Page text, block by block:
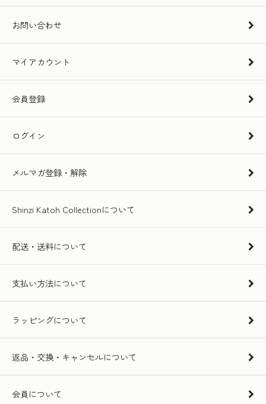
お問い合わせ
マイアカウント
会員登録
ログイン
メルマガ登録・解除
Shinzi Katoh Collectionについて
配送・送料について
支払い方法について
ラッピングについて
返品・交換・キャンセルについて
会員について